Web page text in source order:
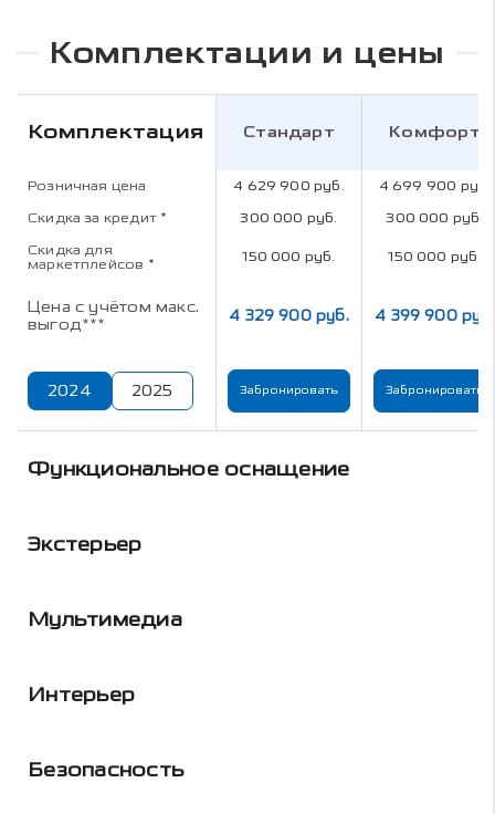
Комплектации и цены
Комплектация Стандарт Комфорт
Розничная цена 4 629 900 руб. 4 699 900 руб.
Скидка за кредит * 300 000 руб. 300 000 руб.
Скидка для
маркетплейсов * 150 000 руб. 150 000 руб.
Цена с учётом макс.
выгод***
4 329 900 руб. 4 399 900 руб.
2024 2025 Забронировать Забронировать
Функциональное оснащение
Экстерьер
Мультимедиа
Интерьер
Безопасность